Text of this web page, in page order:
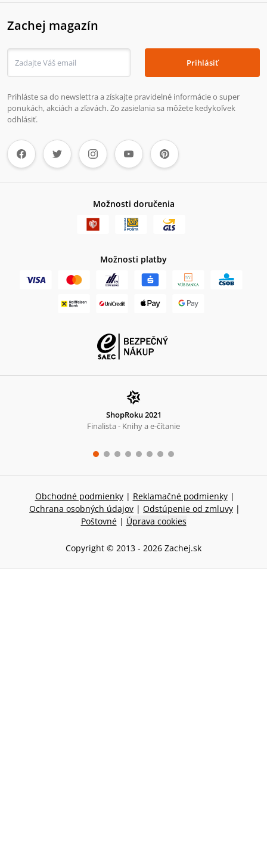
Zachej magazín
Prihlásiť
Prihláste sa do newslettra a získajte pravidelné informácie o super
ponukách, akciách a zľavách. Zo zasielania sa môžete kedykoľvek
odhlásiť.
Možnosti doručenia
Možnosti platby
ShopRoku 2021
Finalista - Knihy a e-čítanie
Obchodné podmienky | Reklamačné podmienky |
Ochrana osobných údajov | Odstúpenie od zmluvy |
Poštovné | Úprava cookies
Copyright © 2013 - 2026 Zachej.sk